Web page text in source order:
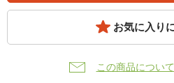
お気に入り
この商品につい